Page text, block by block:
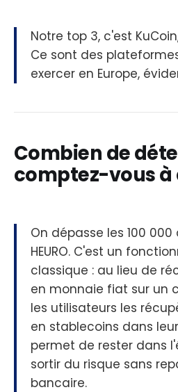
Notre top 3, c'est
Ce sont des
exercer en Europe,
Combien de
comptez-vous à
On dépasse les 100
HEURO. C'est un
classique : au lieu de
en monnaie fiat sur un
les utilisateurs les
en stablecoins dans
permet de rester dans
sortir du risque sans
bancaire.